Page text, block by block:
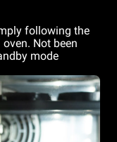
following the
oven. Not been
mode